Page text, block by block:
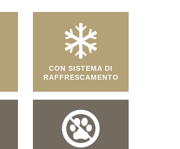
CON SISTEMA DI
RAFFRESCAMENTO